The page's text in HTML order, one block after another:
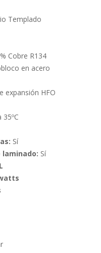
Templado
Cobre R134
en acero
expansión HFO
35ºC
Sí
Sí